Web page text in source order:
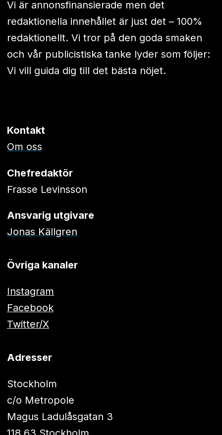
Vi är annonsfinansierade men det
redaktionella innehållet är just det – 100%
redaktionellt. Vi tror på den goda smaken
och vår publicistiska tanke lyder som följer:
Vi vill guida dig till det bästa nöjet.
Kontakt
Om oss
Chefredaktör
Frasse Levinsson
Ansvarig utgivare
Jonas Källgren
Övriga kanaler
Instagram
Facebook
Twitter/X
Adresser
Stockholm
c/o Metropole
Magus Ladulåsgatan 3